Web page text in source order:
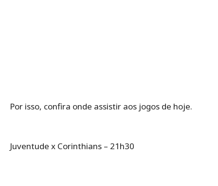
Por isso, confira onde assistir aos jogos de hoje.
Juventude x Corinthians – 21h30